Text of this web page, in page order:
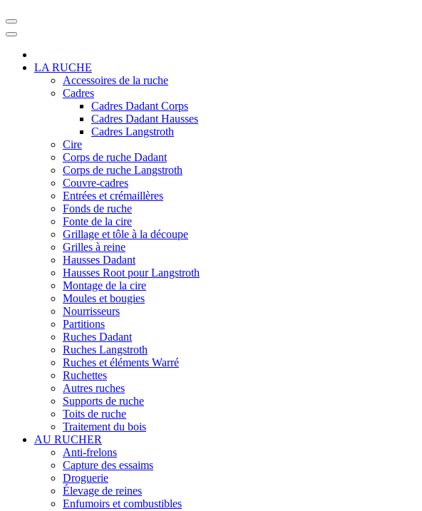
LA RUCHE
Accessoires de la ruche
Cadres
Cadres Dadant Corps
Cadres Dadant Hausses
Cadres Langstroth
Cire
Corps de ruche Dadant
Corps de ruche Langstroth
Couvre-cadres
Entrées et crémaillères
Fonds de ruche
Fonte de la cire
Grillage et tôle à la découpe
Grilles à reine
Hausses Dadant
Hausses Root pour Langstroth
Montage de la cire
Moules et bougies
Nourrisseurs
Partitions
Ruches Dadant
Ruches Langstroth
Ruches et éléments Warré
Ruchettes
Autres ruches
Supports de ruche
Toits de ruche
Traitement du bois
AU RUCHER
Anti-frelons
Capture des essaims
Droguerie
Élevage de reines
Enfumoirs et combustibles